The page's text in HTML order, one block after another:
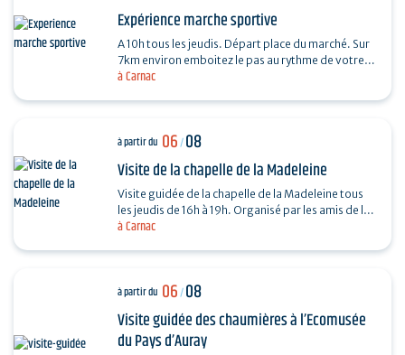
à Carnac
Expérience marche sportive
A 10h tous les jeudis. Départ place du marché. Sur
7km environ emboitez le pas au rythme de votre
coach sportif (6km environs) . La marche sportive
à Carnac
à partir du 06/08
Visite de la chapelle de la Madeleine
Visite guidée de la chapelle de la Madeleine tous
les jeudis de 16h à 19h. Organisé par les amis de la
à partir du 06/08
Visite guidée des chaumières à l’Ecomusée
du Pays d’Auray